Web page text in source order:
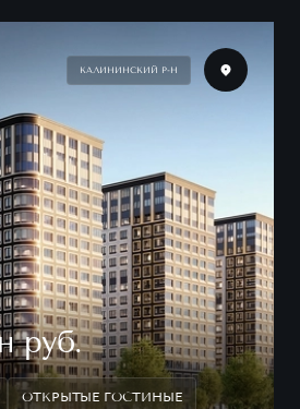
КАЛИНИНСКИЙ Р-Н
руб.
ОТКРЫТЫЕ ГОСТИНЫЕ